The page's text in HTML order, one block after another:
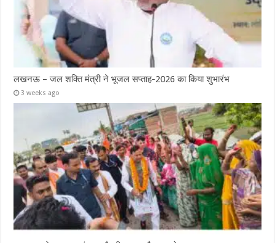
लखनऊ – जल शक्ति मंत्री ने भूजल सप्ताह-2026 का किया शुभारंभ
3 weeks ago